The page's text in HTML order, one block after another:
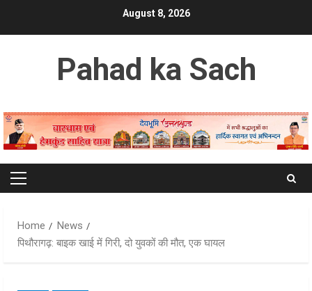
August 8, 2026
Pahad ka Sach
Primary
Home
News
पिथौरागढ़: बाइक खाई में गिरी, दो युवकों की मौत, एक घायल